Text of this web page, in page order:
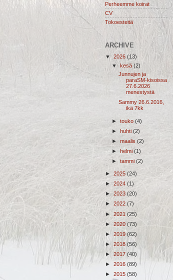
Perheemme koirat
CV
Tokoesteitä
ARCHIVE
▼ 2026 (13)
▼ kesä(2)
Junnujen ja
paraSM-kisoissa
27.6.2026
menestystä
Sammy 26.6.2016,
ikä 7kk
► touko (4)
► huhti (2)
► maalis (2)
► helmi (1)
► tammi (2)
► 2025 (24)
► 2024 (1)
► 2023 (20)
► 2022 (7)
► 2021 (25)
► 2020 (73)
► 2019(62)
► 2018(56)
► 2017 (40)
► 2016 (89)
► 2015 (58)